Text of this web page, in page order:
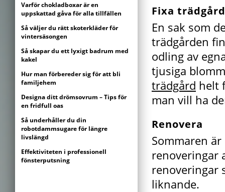
Fixa
En sak som
trädgården
odling av
tjusiga
trädgård helt
man vill ha
Renovera
Sommaren
renoveringar
renoveringar
liknande.
Varför chokladboxar är en
uppskattad gåva för alla tillfällen
Så väljer du rätt skoterkläder för
vintersäsongen
Så skapar du ett lyxigt badrum med
kakel
Hur man förbereder sig för att bli
familjehem
Designa ditt drömsovrum – Tips för
en fridfull oas
Så underhåller du din
robotdammsugare för längre
livslängd
Effektiviteten i professionell
fönsterputsning